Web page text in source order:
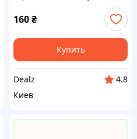
160₴
Купить
Dealz
4.8
Киев